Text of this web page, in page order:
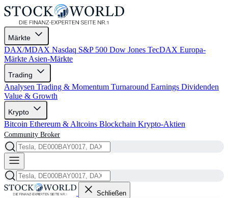
Märkte
DAX/MDAX Nasdaq S&P 500 Dow Jones TecDAX Europa-
Märkte Asien-Märkte
Trading
Analysen Trading & Momentum Turnaround Earnings Dividenden
Value & Growth
Krypto
Bitcoin Ethereum & Altcoins Blockchain Krypto-Aktien
Community Broker
Schließen